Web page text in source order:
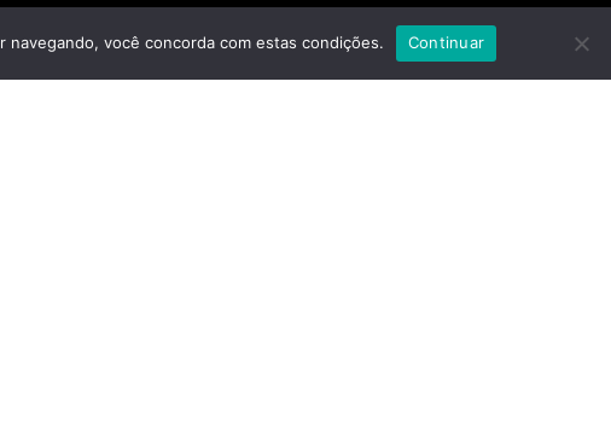
navegando, você concorda com estas condições. Continuar